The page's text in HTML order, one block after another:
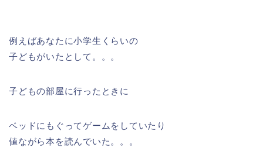
例えばあなたに小学生くらいの
子どもがいたとして。。。
子どもの部屋に行ったときに
ベッドにもぐってゲームをしていたり
値ながら本を読んでいた。。。